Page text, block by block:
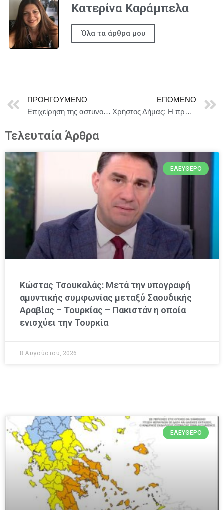
Κατερίνα Καράμπελα
Όλα τα άρθρα μου
ΠΡΟΗΓΟΎΜΕΝΟ
Eπιχείρηση της αστυνομίας στην Κρήτη, για την υπόθεση του ΟΠΕΚΕΠΕ
ΕΠΌΜΕΝΟ
Χρήστος Δήμας: Η πρωτοβουλία “Route 2025” εξασφαλίζει την ενεργειακή αυτονομία του ΔΑΑ
Τελευταία Άρθρα
ΕΛΕΎΘΕΡΟ
Κώστας Τσουκαλάς: Μετά την υπογραφή
αμυντικής συμφωνίας μεταξύ Σαουδικής
Αραβίας – Τουρκίας – Πακιστάν η οποία
ενισχύει την Τουρκία
8 Αυγούστου, 2026
ΕΛΕΎΘΕΡΟ